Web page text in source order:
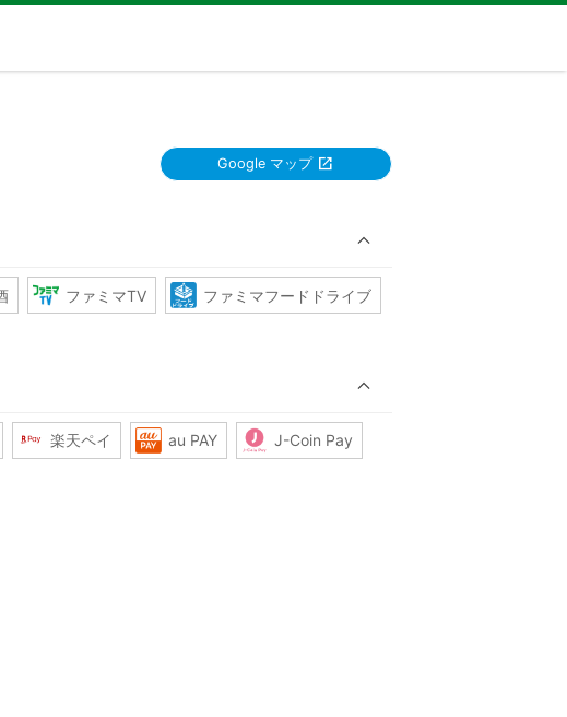
Google マップ
ファミマTV ファミマフードドライブ
楽天ペイ au PAY J-Coin Pay